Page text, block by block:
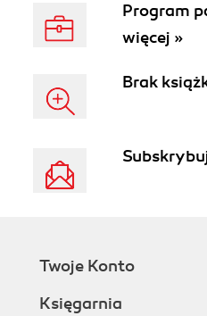
Program
więcej »
Brak
Twoje Konto
Księgarnia